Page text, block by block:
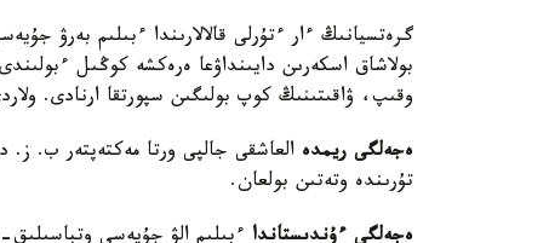
گرەتسيانىڭ ءار ءتۇرلى قالالارىندا ءبىلىم بەرۋ
وقىپ، ۋاقىتىنىڭ كوپ بولىگىن سپورتقا ارنادى.
ەجەلگى ريمدە
تۇرىندە وتەتىن بولعان.